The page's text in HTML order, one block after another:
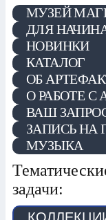
МУЗЕЙ
ДЛЯ
НОВИНКИ
КАТАЛОГ
ОБ
О РАБОТЕ С
ВАШ
ЗАПИСЬ НА
МУЗЫКА
задачи: